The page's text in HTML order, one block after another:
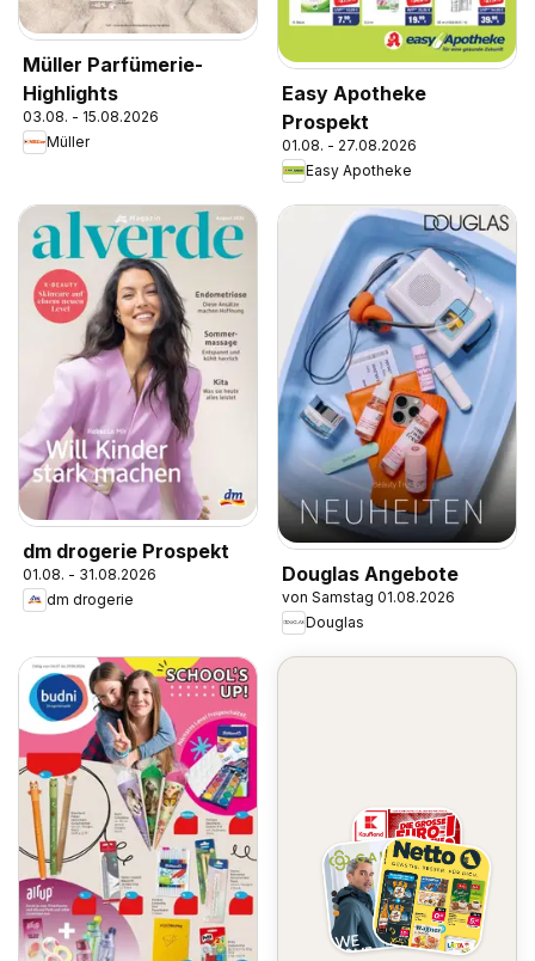
Müller Parfümerie-
Highlights
03.08. - 15.08.2026
Müller
Easy Apotheke
Prospekt
01.08. - 27.08.2026
Easy Apotheke
dm drogerie Prospekt
01.08. - 31.08.2026
dm drogerie
Douglas Angebote
von Samstag 01.08.2026
Douglas